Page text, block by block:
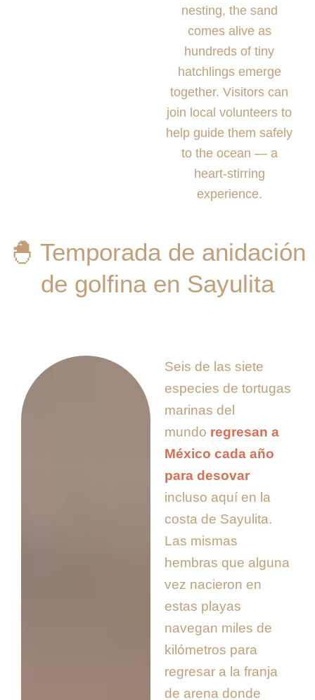
nesting, the sand
comes alive as
hundreds of tiny
hatchlings emerge
together. Visitors can
join local volunteers to
help guide them safely
to the ocean — a
heart-stirring
experience.
🐣 Temporada de anidación
de golfina en Sayulita
Seis de las siete
especies de tortugas
marinas del
mundo regresan a
México cada año
para desovar
incluso aquí en la
costa de Sayulita.
Las mismas
hembras que alguna
vez nacieron en
estas playas
navegan miles de
kilómetros para
regresar a la franja
de arena donde